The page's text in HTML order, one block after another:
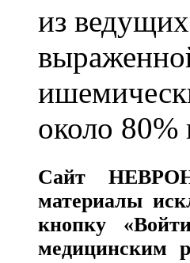
из
около 80%
Сайт
материалы
кнопку
медицинским